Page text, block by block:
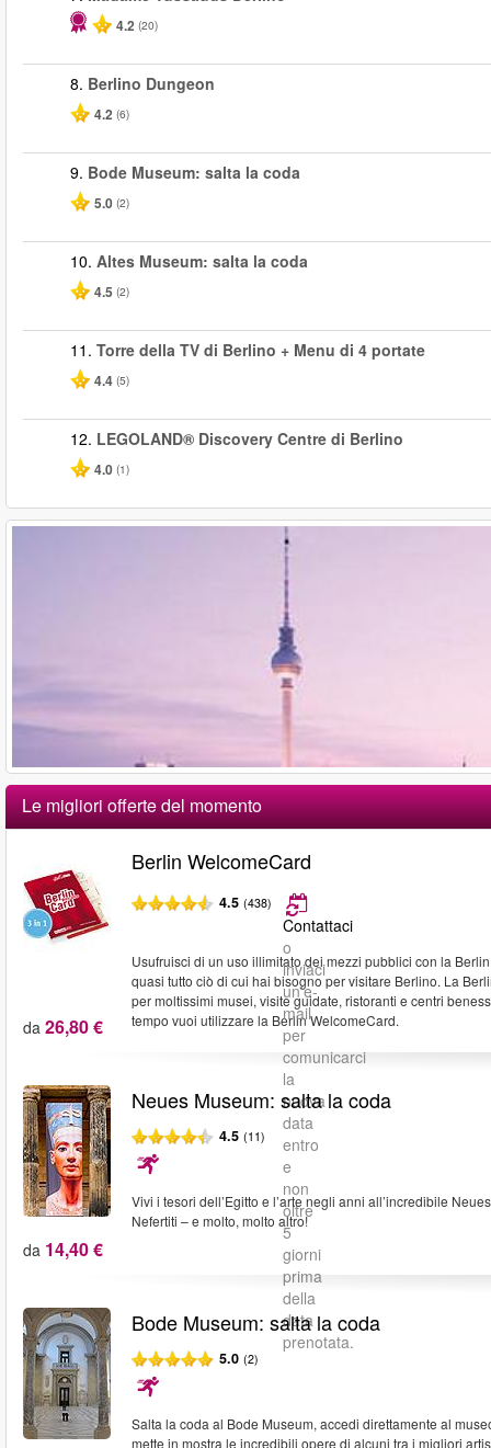
4.2 (20)
8. Berlino Dungeon
4.2 (6)
9. Bode Museum: salta la coda
5.0 (2)
10. Altes Museum: salta la coda
4.5 (2)
11. Torre della TV di Berlino + Menu di 4 portate
4.4 (5)
12. LEGOLAND® Discovery Centre di Berlino
4.0 (1)
Le migliori offerte del momento
Berlin WelcomeCard
4.5 (438)
Contattaci
o
inviaci
un'e-
mail
per
comunicarci
la
nuova
data
entro
e
non
oltre
5
giorni
prima
della
data
prenotata.
Usufruisci di un uso illimitato dei mezzi pubblici con la
quasi tutto ciò di cui hai bisogno per visitare Berlino. La
per moltissimi musei, visite guidate, ristoranti e centri
tempo vuoi utilizzare la Berlin WelcomeCard.
da 26,80 €
Neues Museum: salta la coda
4.5 (11)
Vivi i tesori dell’Egitto e l’arte negli anni all’incredibile
Nefertiti – e molto, molto altro!
da 14,40 €
Bode Museum: salta la coda
5.0 (2)
Salta la coda al Bode Museum, accedi direttamente al
mette in mostra le incredibili opere di alcuni tra i migliori